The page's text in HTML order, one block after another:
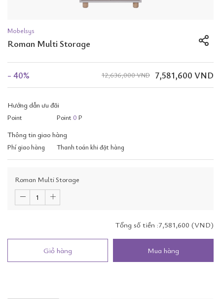
Mobelsys
Roman Multi Storage
- 40% 7,581,600 VND
12,636,000 VND
Hướng dẫn ưu đãi
Point Point 0 P
Thông tin giao hàng
Phí giao hàng Thanh toán khi đặt hàng
Roman Multi Storage
Tổng số tiền :7,581,600 (VND)
Giỏ hàng Mua hàng